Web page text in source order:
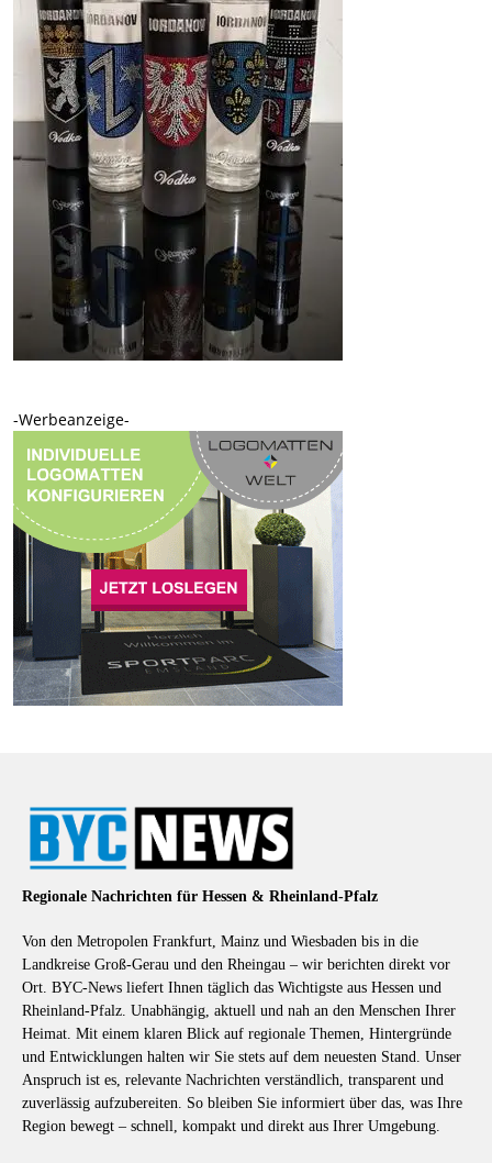
-Werbeanzeige-
Regionale Nachrichten für Hessen & Rheinland-Pfalz
Von den Metropolen Frankfurt, Mainz und Wiesbaden bis in die
Landkreise Groß-Gerau und den Rheingau – wir berichten direkt vor
Ort. BYC-News liefert Ihnen täglich das Wichtigste aus Hessen und
Rheinland-Pfalz. Unabhängig, aktuell und nah an den Menschen Ihrer
Heimat. Mit einem klaren Blick auf regionale Themen, Hintergründe
und Entwicklungen halten wir Sie stets auf dem neuesten Stand. Unser
Anspruch ist es, relevante Nachrichten verständlich, transparent und
zuverlässig aufzubereiten. So bleiben Sie informiert über das, was Ihre
Region bewegt – schnell, kompakt und direkt aus Ihrer Umgebung.